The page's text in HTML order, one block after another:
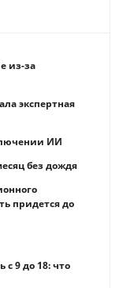
из-за
экспертная
ИИ
без дождя
придется до
с 9 до 18: что